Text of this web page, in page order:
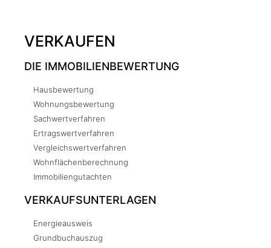
VERKAUFEN
DIE IMMOBILIENBEWERTUNG
Hausbewertung
Wohnungsbewertung
Sachwertverfahren
Ertragswertverfahren
Vergleichswertverfahren
Wohnflächenberechnung
Immobiliengutachten
VERKAUFSUNTERLAGEN
Energieausweis
Grundbuchauszug